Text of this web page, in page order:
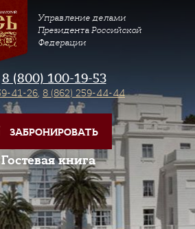
Управление делами
Президента Российской
Федерации
8 (800) 100-19-53
41-26, 8 (862) 259-44-44
ЗАБРОНИРОВАТЬ
Гостевая книга